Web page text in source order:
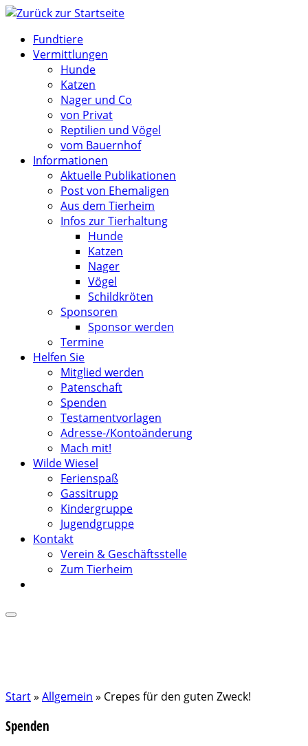
Zum
springenFundtiere
Vermittlungen
Hunde
Katzen
Nager und Co
von Privat
Reptilien und Vögel
vom Bauernhof
Informationen
Aktuelle Publikationen
Post von Ehemaligen
Aus dem Tierheim
Infos zur Tierhaltung
Hunde
Katzen
Nager
Vögel
Schildkröten
Sponsoren
Sponsor werden
Termine
Helfen Sie
Mitglied werden
Patenschaft
Spenden
Testamentvorlagen
Adresse-/Kontoänderung
Mach mit!
Wilde Wiesel
Ferienspaß
Gassitrupp
Kindergruppe
Jugendgruppe
Kontakt
Verein & Geschäftsstelle
Zum Tierheim
Start» Allgemein » Crepes für den guten Zweck!
Spenden